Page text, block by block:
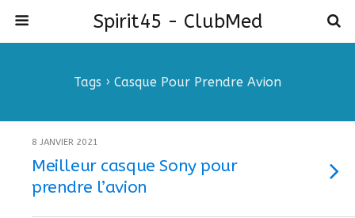
Spirit45 - ClubMed
Tags › Casque Pour Prendre Avion
8 JANVIER 2021
Meilleur casque Sony pour
prendre l’avion